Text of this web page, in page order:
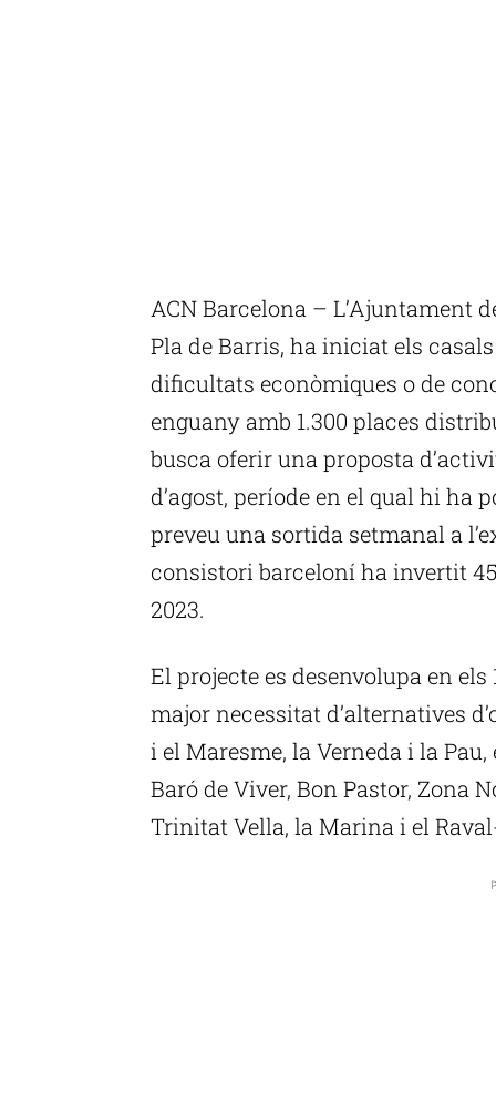
ACN Barcelona – L’Ajuntament
Pla de Barris, ha iniciat els
dificultats econòmiques o de
enguany amb 1.300 places
busca oferir una proposta
d’agost, període en el qual hi ha
preveu una sortida setmanal a
consistori barceloní ha invertit
2023.
El projecte es desenvolupa en
major necessitat d’alternatives
i el Maresme, la Verneda i la
Baró de Viver, Bon Pastor, Zona
Trinitat Vella, la Marina i el